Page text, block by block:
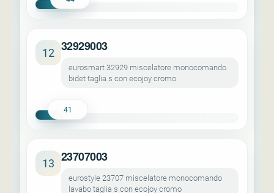
12 32929003
eurosmart 32929 miscelatore monocomando
bidet taglia s con ecojoy cromo
41
13 23707003
eurostyle 23707 miscelatore monocomando
lavabo taglia s con ecojoy cromo